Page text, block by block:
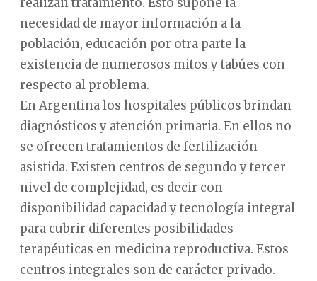
necesidad de mayor información a la
población, educación por otra parte la
existencia de numerosos mitos y tabúes con
respecto al problema.
En Argentina los hospitales públicos brindan
diagnósticos y atención primaria. En ellos no
se ofrecen tratamientos de fertilización
asistida. Existen centros de segundo y tercer
nivel de complejidad, es decir con
disponibilidad capacidad y tecnología integral
para cubrir diferentes posibilidades
terapéuticas en medicina reproductiva. Estos
centros integrales son de carácter privado.